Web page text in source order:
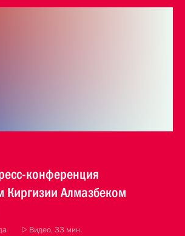
конференция
Киргизии Алмазбеком
Видео, 33 мин.